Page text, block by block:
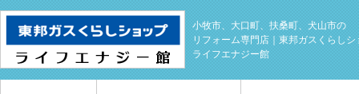
小牧市、大口町、扶桑町、犬山市の
リフォーム専門店｜東邦ガスくらしシ
ライフエナジー館